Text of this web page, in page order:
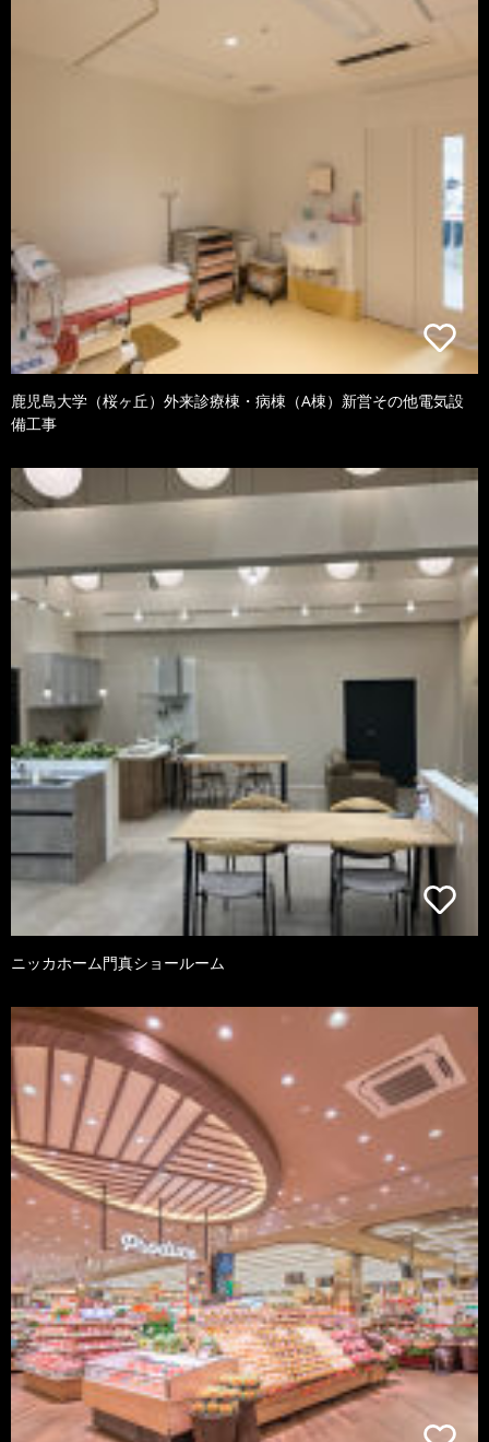
鹿児島大学（桜ヶ丘）外来診療棟・病棟（A棟）新営その他電気設
備工事
ニッカホーム門真ショールーム